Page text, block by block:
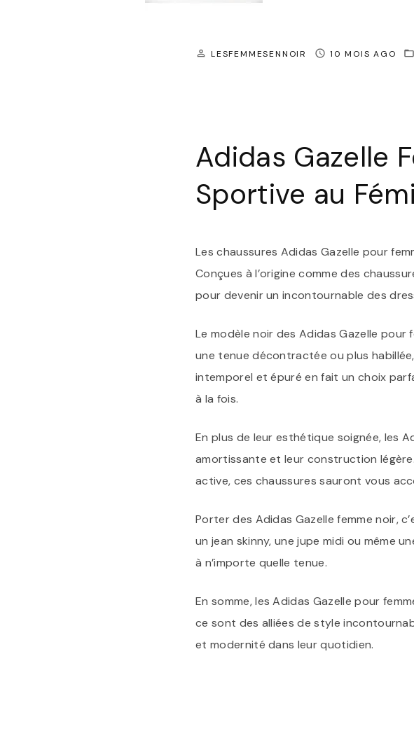
LESFEMMESENNOIR 10 MOIS AGO
Adidas Gazelle
Sportive au
Les chaussures Adidas Gazelle pour
Conçues à l’origine comme des
pour devenir un incontournable des
Le modèle noir des Adidas Gazelle pour
une tenue décontractée ou plus
intemporel et épuré en fait un choix
à la fois.
En plus de leur esthétique soignée, les
amortissante et leur construction
active, ces chaussures sauront vous
Porter des Adidas Gazelle femme noir,
un jean skinny, une jupe midi ou même
à n’importe quelle tenue.
En somme, les Adidas Gazelle pour
ce sont des alliées de style
et modernité dans leur quotidien.